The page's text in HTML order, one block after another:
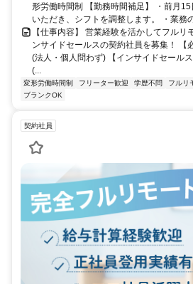
形労働時間制 【勤務時間補足】 ・前月
いただき、シフトを調整します。 ・業務
【仕事内容】 営業経験を活かしてフルリ
ンサイドセールスの契約社員を募集！ 【
(法人・個人問わず) 【インサイドセール
(...
変形労働時間制 フリーター歓迎 学歴不問 フルリ
ブランクOK
契約社員